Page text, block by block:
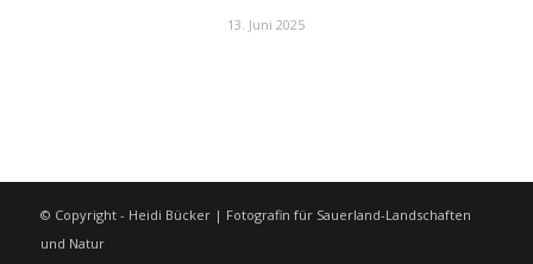
13. Juni 2025
© Copyright - Heidi Bücker | Fotografin für Sauerland-Landschaften
und Natur